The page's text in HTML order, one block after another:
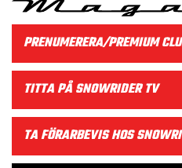
PRENUMERERA/PREMIUM
TITTA PÅ SNOWRIDER TV
TA FÖRARBEVIS HOS